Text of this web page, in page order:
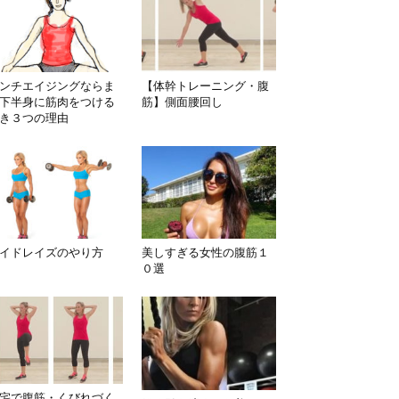
チエイジングならま
半身に筋肉をつける
３つの理由
【体幹トレーニング・腹
筋】側面腰回し
ドレイズのやり方
美しすぎる女性の腹筋１
０選